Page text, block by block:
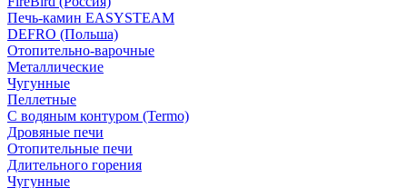
Печь-камин EASYSTEAM
DEFRO (Польша)
Отопительно-варочные
Металлические
Чугунные
Пеллетные
С водяным контуром (Termo)
Дровяные печи
Отопительные печи
Длительного горения
Чугунные